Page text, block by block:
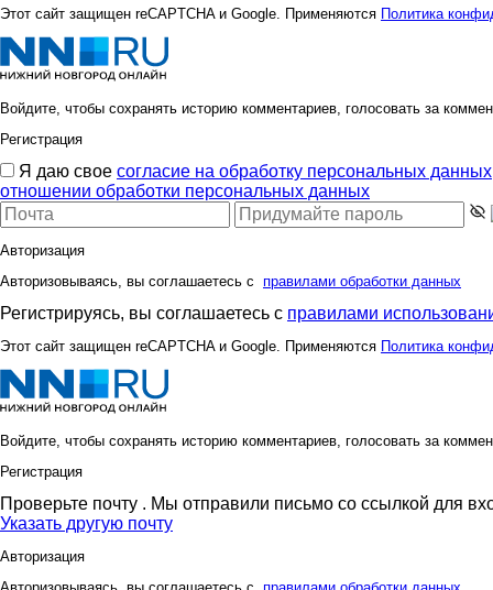
Этот сайт защищен reCAPTCHA и Google. Применяются Политика
Войдите, чтобы сохранять историю комментариев, голосовать за
Регистрация
Я даю свое согласие на обработку персональных данных
отношении обработки персональных данных
Авторизация
Авторизовываясь, вы соглашаетесь с правилами обработки данных
Регистрируясь, вы соглашаетесь с правилами
Этот сайт защищен reCAPTCHA и Google. Применяются Политика
Войдите, чтобы сохранять историю комментариев, голосовать за
Регистрация
Проверьте почту . Мы отправили письмо со ссылкой для
Указать другую почту
Авторизация